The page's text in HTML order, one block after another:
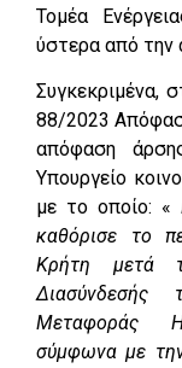
Τομέα
ύστερα από την
Συγκεκριμένα,
88/2023
απόφαση
Υπουργείο
με το οποίο: «
καθόρισε το
Κρήτη μετά
Μεταφοράς
σύμφωνα με